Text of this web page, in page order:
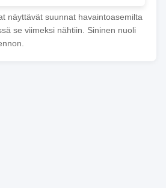
näyttävät suunnat havaintoasemilta
se viimeksi nähtiin. Sininen nuoli